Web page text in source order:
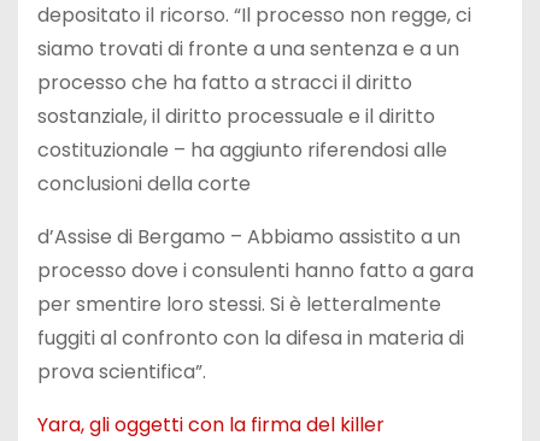
depositato il ricorso. “Il processo non regge, ci
siamo trovati di fronte a una sentenza e a un
processo che ha fatto a stracci il diritto
sostanziale, il diritto processuale e il diritto
costituzionale – ha aggiunto riferendosi alle
conclusioni della corte
d’Assise di Bergamo – Abbiamo assistito a un
processo dove i consulenti hanno fatto a gara
per smentire loro stessi. Si è letteralmente
fuggiti al confronto con la difesa in materia di
prova scientifica”.
Yara, gli oggetti con la firma del killer